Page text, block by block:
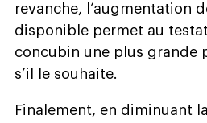
revanche, l’augmentation
disponible permet au
concubin une plus grande
s’il le souhaite.
Finalement, en diminuant